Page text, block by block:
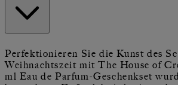
Perfektionieren Sie die Kunst des
Weihnachtszeit mit The House of
ml Eau de Parfum-Geschenkset